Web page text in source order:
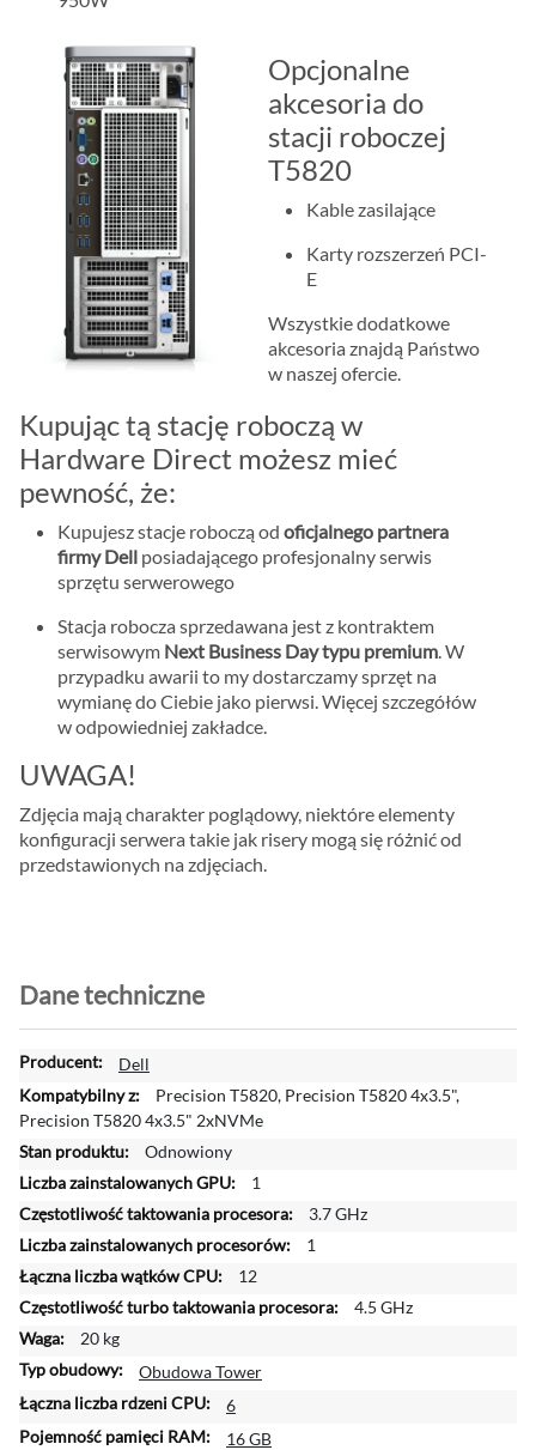
Opcjonalne
akcesoria do
stacji roboczej
T5820
Kable zasilające
Karty rozszerzeń PCI-
E
Wszystkie dodatkowe
akcesoria znajdą Państwo
w naszej ofercie.
Kupując tą stację roboczą w
Hardware Direct możesz mieć
pewność, że:
Kupujesz stacje roboczą od oficjalnego partnera
firmy Dell posiadającego profesjonalny serwis
sprzętu serwerowego
Stacja robocza sprzedawana jest z kontraktem
serwisowym Next Business Day typu premium . W
przypadku awarii to my dostarczamy sprzęt na
wymianę do Ciebie jako pierwsi. Więcej szczegółów
w odpowiedniej zakładce.
UWAGA!
Zdjęcia mają charakter poglądowy, niektóre elementy
konfiguracji serwera takie jak risery mogą się różnić od
przedstawionych na zdjęciach.
Dane techniczne
W
i
ę
e
j
i
n
o
r
m
a
j
i
Dell
Precision T5820, Precision T5820 4x3.5",
Precision T5820 4x3.5" 2xNVMe
Odnowiony
1
3.7 GHz
1
12
4.5 GHz
20 kg
Obudowa Tower
6
16 GB